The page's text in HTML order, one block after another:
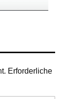
Erforderliche